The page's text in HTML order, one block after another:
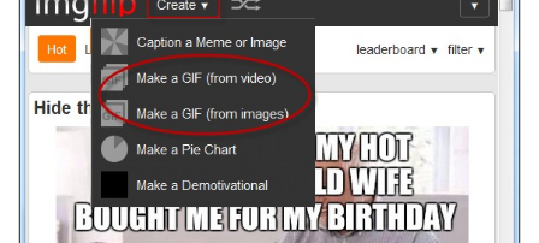
QUẢN LÝ